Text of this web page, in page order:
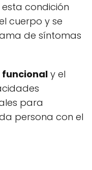
condición
cuerpo y se
de síntomas
y el
para
persona con el